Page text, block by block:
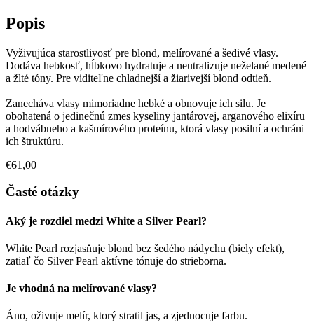
Popis
Vyživujúca starostlivosť pre blond, melírované a šedivé vlasy.
Dodáva hebkosť, hĺbkovo hydratuje a neutralizuje neželané medené
a žlté tóny. Pre viditeľne chladnejší a žiarivejší blond odtieň.
Zanecháva vlasy mimoriadne hebké a obnovuje ich silu. Je
obohatená o jedinečnú zmes kyseliny jantárovej, arganového elixíru
a hodvábneho a kašmírového proteínu, ktorá vlasy posilní a ochráni
ich štruktúru.
€61,00
Časté otázky
Aký je rozdiel medzi White a Silver Pearl?
White Pearl rozjasňuje blond bez šedého nádychu (biely efekt),
zatiaľ čo Silver Pearl aktívne tónuje do strieborna.
Je vhodná na melírované vlasy?
Áno, oživuje melír, ktorý stratil jas, a zjednocuje farbu.